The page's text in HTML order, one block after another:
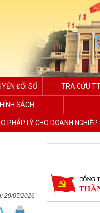
ĐỔI SỐ TRA CỨU
SÁCH
PHÁP LÝ CHO DOANH NGHIỆP
29/05/2026